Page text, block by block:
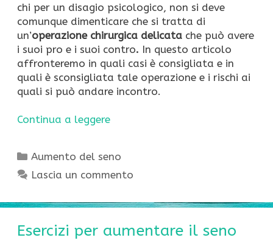
chi per un disagio psicologico, non si deve
comunque dimenticare che si tratta di
un’operazione chirurgica delicata che può avere
i suoi pro e i suoi contro. In questo articolo
affronteremo in quali casi è consigliata e in
quali è sconsigliata tale operazione e i rischi ai
quali si può andare incontro.
Continua a leggere
Categorie
Aumento del seno
Lascia un commento
Esercizi per aumentare il seno